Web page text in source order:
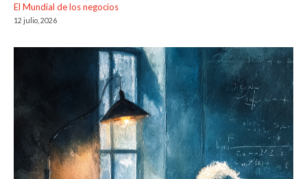
El Mundial de los negocios
12 julio, 2026